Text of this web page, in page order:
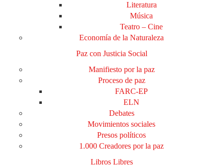
Literatura
Música
Teatro – Cine
Economía de la Naturaleza
Paz con Justicia Social
Manifiesto por la paz
Proceso de paz
FARC-EP
ELN
Debates
Movimientos sociales
Presos políticos
1.000 Creadores por la paz
Libros Libres